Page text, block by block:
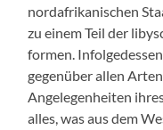
nordafrikanischen
zu einem Teil der
formen.
gegenüber allen
Angelegenheiten
alles, was aus dem